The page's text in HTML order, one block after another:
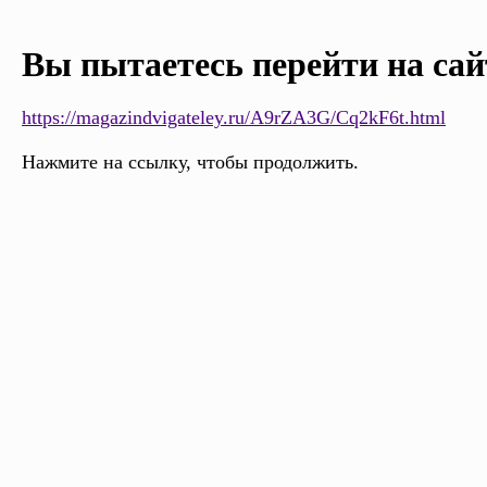
Вы пытаетесь перейти на
https://magazindvigateley.ru/A9rZA3G/Cq2kF6t.html
Нажмите на ссылку, чтобы продолжить.